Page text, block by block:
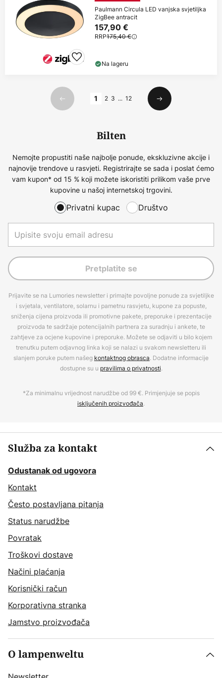
Paulmann Circula LED vanjska svjetiljka
ZigBee antracit
157,90 €
RRP175,40 €
Na lageru
Prethodno
1 2 3 ... 12
Sljedeći
Bilten
Nemojte propustiti naše najbolje ponude, ekskluzivne akcije i
najnovije trendove u rasvjeti. Registrirajte se sada i poslat ćemo
vam kupon* od 15 % koji možete iskoristiti prilikom vaše prve
kupovine u našoj internetskoj trgovini.
Privatni kupac Društvo
Pretplatite se
Prijavite se na Lumories newsletter i primajte povoljne ponude za svjetiljke
i svjetala, ventilatore, solarnu i pametnu rasvjetu, kupone za popuste,
sniženja cijena proizvoda ili promotivne pakete, preporuke i prezentacije
proizvoda te sadržaje potencijalnih partnera za suradnju i ankete, te
zahtjeve za ocjene kupovine i preporuke. Možete se odjaviti u bilo kojem
trenutku putem odjavnog linka koji se nalazi u svakom newsletteru ili
slanjem poruke putem našeg kontaktnog obrasca. Dodatne informacije
dostupne su u pravilima o privatnosti.
*Za minimalnu vrijednost narudžbe od 99 €. Primjenjuje se popis
isključenih proizvođača.
Služba za kontakt
Odustanak od ugovora
Kontakt
Često postavljana pitanja
Status narudžbe
Povratak
Troškovi dostave
Načini plaćanja
Korisnički račun
Korporativna stranka
Jamstvo proizvođača
O lampenweltu